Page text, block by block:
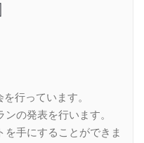
行っています。
の発表を行います。
手にすることができま